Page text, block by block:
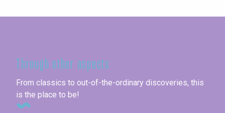
Through other aspects
From classics to out-of-the-ordinary discoveries, this
is the place to be!